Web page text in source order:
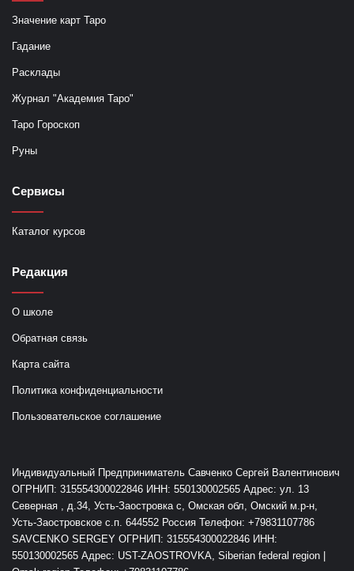
Значение карт Таро
Гадание
Расклады
Журнал "Академия Таро"
Таро Гороскоп
Руны
Сервисы
Каталог курсов
Редакция
О школе
Обратная связь
Карта сайта
Политика конфиденциальности
Пользовательское соглашение
Индивидуальный Предприниматель Савченко Сергей Валентинович
ОГРНИП: 315554300022846 ИНН: 550130002565 Адрес: ул. 13
Северная , д.34, Усть-Заостровка с, Омская обл, Омский м.р-н,
Усть-Заостровское с.п. 644552 Россия Телефон: +79831107786
SAVCENKO SERGEY ОГРНИП: 315554300022846 ИНН:
550130002565 Адрес: UST-ZAOSTROVKA, Siberian federal region |